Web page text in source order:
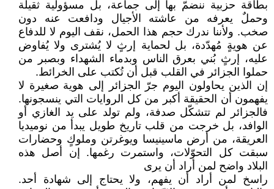
بطاقة حزبية ننضمّ بها إلى جماعة، بل مسؤولية ثقيلة
وحملٌ يعرفه من عاشته الأجيال ودافعت عنه دون
صخب. ولأننا ندرك حجم هذا الحمل، نقف اليوم لا للدفاع
عن هويةٍ مُهدّدة، بل لحماية إرثٍ لا يُشترى ولا يُفاوض
عليه، إرثٍ بُني بعرق الناس وبدماء الشهداء وبصبر من
حملوا الجزائر في القلب قبل أن تُكتب على الخرائط.
إن الذين يحاولون اليوم جرّ الجزائر إلى هوية صغيرة لا
يفهمون أن الحقيقة أكبر من كل الروايات التي ينسجونها.
فالجزائر لم تتشكّل صدفة، ولم تولد على يد الغازي أو
الوافد، بل خرجت من قلب تاريخ طويل يبدأ من نوميديا
العريقة، من أرض ماسينيسا ويوغرتن وملوكٍ وحضارات
سبقت كل التحوّلات، واستمرت رغمها. إن أصل هذه
البلاد واضح لمن أراد أن يرى
راسخ لمن أراد أن يفهم، ولا يحتاج إلى شهادة أحد.